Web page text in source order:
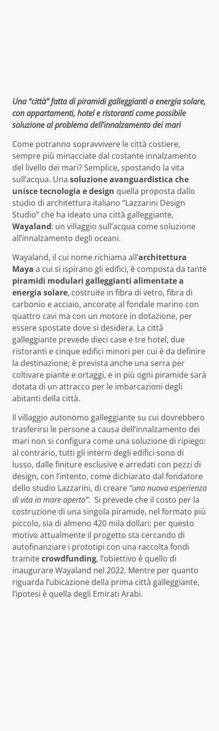
Una “città” fatta di piramidi galleggianti a energia solare,
con appartamenti, hotel e ristoranti come possibile
soluzione al problema dell’innalzamento dei mari
Come potranno sopravvivere le città costiere,
sempre più minacciate dal costante innalzamento
del livello dei mari? Semplice, spostando la vita
sull’acqua. Una soluzione avanguardistica che
unisce tecnologia e design quella proposta dallo
studio di architettura italiano “Lazzarini Design
Studio” che ha ideato una città galleggiante,
Wayaland: un villaggio sull’acqua come soluzione
all’innalzamento degli oceani.
Wayaland, il cui nome richiama all’architettura
Maya a cui si ispirano gli edifici, è composta da tante
piramidi modulari galleggianti alimentate a
energia solare, costruite in fibra di vetro, fibra di
carbonio e acciaio, ancorate al fondale marino con
quattro cavi ma con un motore in dotazione, per
essere spostate dove si desidera. La città
galleggiante prevede dieci case e tre hotel, due
ristoranti e cinque edifici minori per cui è da definire
la destinazione; è prevista anche una serra per
coltivare piante e ortaggi, e in più ogni piramide sarà
dotata di un attracco per le imbarcazioni degli
abitanti della città.
Il villaggio autonomo galleggiante su cui dovrebbero
trasferirsi le persone a causa dell’innalzamento dei
mari non si configura come una soluzione di ripiego:
al contrario, tutti gli interni degli edifici sono di
lusso, dalle finiture esclusive e arredati con pezzi di
design, con l’intento, come dichiarato dal fondatore
dello studio Lazzarini, di creare “una nuova esperienza
di vita in mare aperto”. Si prevede che il costo per la
costruzione di una singola piramide, nel formato più
piccolo, sia di almeno 420 mila dollari: per questo
motivo attualmente il progetto sta cercando di
autofinanziare i prototipi con una raccolta fondi
tramitecrowdfunding, l’obiettivo è quello di
inaugurare Wayaland nel 2022. Mentre per quanto
riguarda l’ubicazione della prima città galleggiante,
l’ipotesi è quella degli Emirati Arabi.